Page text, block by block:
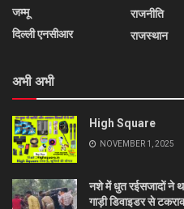
जम्मू
दिल्ली एनसीआर
राजनीति
राजस्थान
अभी अभी
High Square
NOVEMBER 1, 2025
नशे में धुत रईसजादों ने
गाड़ी डिवाइडर से